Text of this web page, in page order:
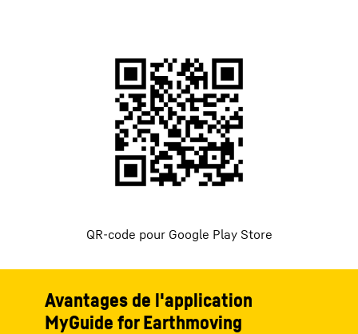
QR-code pour Google Play Store
Avantages de l'application
MyGuide for Earthmoving